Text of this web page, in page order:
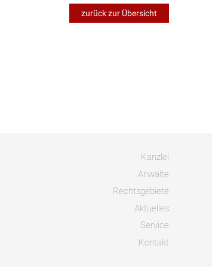
zurück zur Übersicht
Kanzlei
Anwälte
Rechtsgebiete
Aktuelles
Service
Kontakt